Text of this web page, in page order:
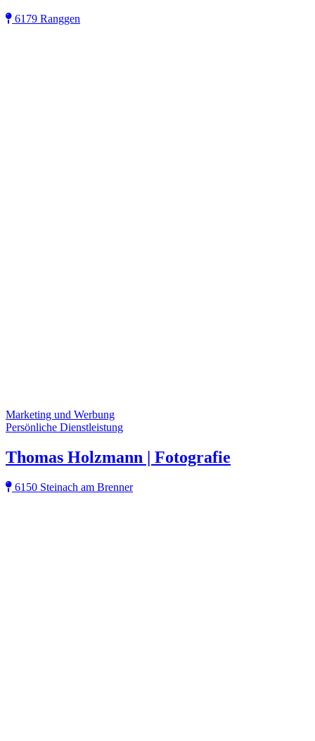
6179 Ranggen
Marketing und Werbung
Persönliche Dienstleistung
Thomas Holzmann | Fotografie
6150 Steinach am Brenner